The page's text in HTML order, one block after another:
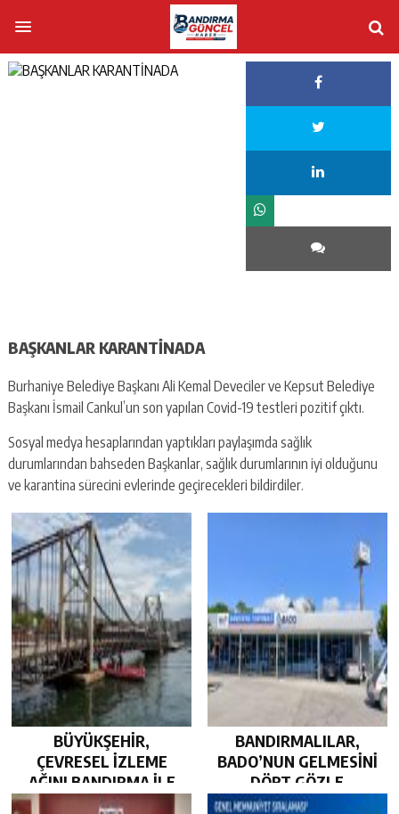
BAŞKANLAR KARANTİNADA
Burhaniye Belediye Başkanı Ali Kemal Deveciler ve Kepsut Belediye
Başkanı İsmail Cankul’un son yapılan Covid-19 testleri pozitif çıktı.
Sosyal medya hesaplarından yaptıkları paylaşımda sağlık
durumlarından bahseden Başkanlar, sağlık durumlarının iyi olduğunu
ve karantina sürecini evlerinde geçirecekleri bildirdiler.
BÜYÜKŞEHİR,
ÇEVRESEL İZLEME
AĞINI BANDIRMA İLE
GÜÇLENDİRDİ…
BANDIRMALILAR,
BADO’NUN GELMESİNİ
DÖRT GÖZLE
BEKLİYOR…